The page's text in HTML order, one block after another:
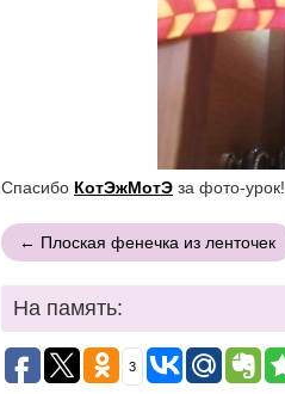
Спасибо КотЭжМотЭ за фото-урок!
← Плоская фенечка из ленточек
На память:
3